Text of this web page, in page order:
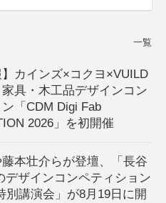
一覧
】カインズ×コクヨ×VUILD
具・木工品デザインコン
「CDM Digi Fab
2026」を初開催
本壮介らが登壇、「長谷
デザインコンペティション
別講演会」が8月19日に開